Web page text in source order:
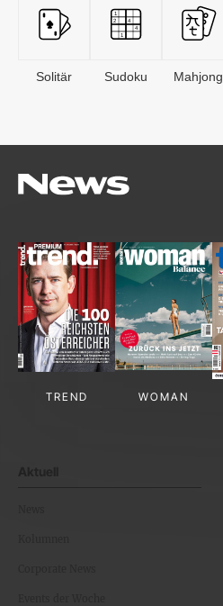
Solitär Sudoku Mahjong
TREND WOMAN